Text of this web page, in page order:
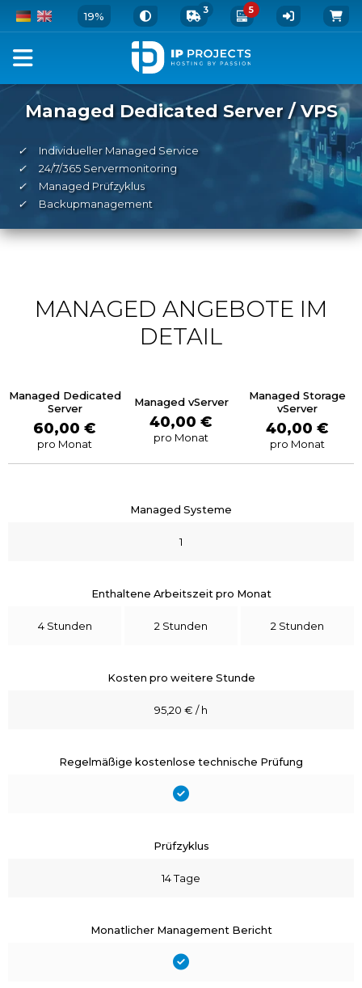
19% 3 5
Managed Dedicated Server / VPS
✓
Individueller Managed Service
✓
24/7/365 Servermonitoring
✓
Managed Prüfzyklus
✓
Backupmanagement
MANAGED ANGEBOTE IM
DETAIL
Managed Dedicated
Server
60,00 €
pro Monat
Managed vServer
40,00 €
pro Monat
Managed Storage
vServer
40,00 €
pro Monat
Managed Systeme
1
Enthaltene Arbeitszeit pro Monat
4 Stunden 2 Stunden 2 Stunden
Kosten pro weitere Stunde
95,20 € / h
Regelmäßige kostenlose technische Prüfung
Prüfzyklus
14 Tage
Monatlicher Management Bericht